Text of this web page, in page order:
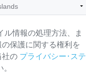
ル情報の処理方法、ま
保護に関する権利を
社の プライバシー･ステ